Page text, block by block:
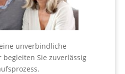
unverbindliche
begleiten Sie zuverlässig